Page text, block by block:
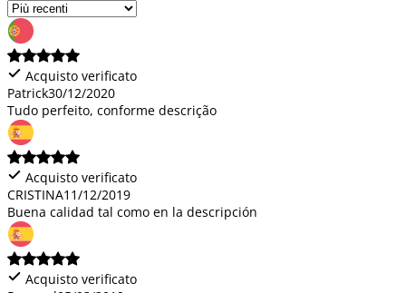
Acquisto verificato
Patrick30/12/2020
Tudo perfeito, conforme descrição
Acquisto verificato
CRISTINA11/12/2019
Buena calidad tal como en la descripción
Acquisto verificato